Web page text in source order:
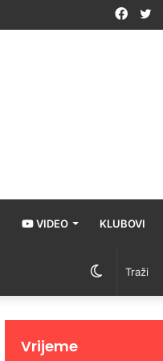
VIDEO KLUBOVI
Switch
skin
Vrijeme